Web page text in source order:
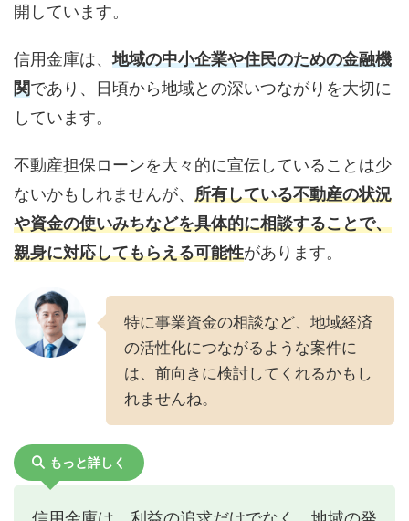
開しています。
信用金庫は、地域の中小企業や住民のための金融機
関であり、日頃から地域との深いつながりを大切に
しています。
不動産担保ローンを大々的に宣伝していることは少
ないかもしれませんが、 所有している不動産の状況
や資金の使いみちなどを具体的に相談することで、
親身に対応してもらえる可能性があります。
特に事業資金の相談など、地域経済
の活性化につながるような案件に
は、前向きに検討してくれるかもし
れませんね。
もっと詳しく